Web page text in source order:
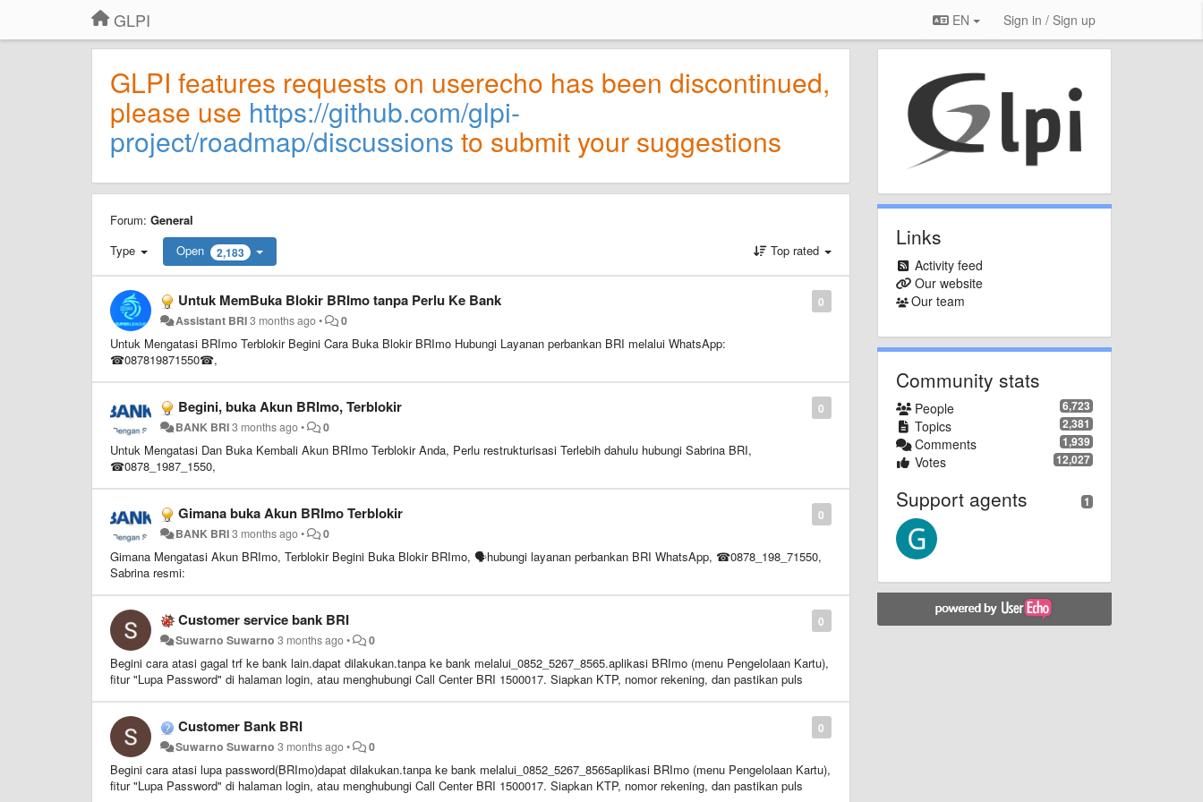
GLPI EN Sign in / Sign up
GLPI features requests on userecho has been discontinued,
please use https://github.com/glpi-
project/roadmap/discussions to submit your suggestions
Forum: General
Type
Open 2,183 Top rated
0
Untuk MemBuka Blokir BRImo tanpa Perlu Ke Bank
Assistant BRI3 months ago• 0
Untuk Mengatasi BRImo Terblokir Begini Cara Buka Blokir BRImo Hubungi Layanan perbankan BRI melalui WhatsApp:
☎087819871550☎,
0
Begini, buka Akun BRImo, Terblokir
BANK BRI3 months ago• 0
Untuk Mengatasi Dan Buka Kembali Akun BRImo Terblokir Anda, Perlu restrukturisasi Terlebih dahulu hubungi Sabrina BRI,
☎0878_1987_1550,
0
Gimana buka Akun BRImo Terblokir
BANK BRI3 months ago• 0
Gimana Mengatasi Akun BRImo, Terblokir Begini Buka Blokir BRImo, 🗣️hubungi layanan perbankan BRI WhatsApp, ☎0878_198_71550,
Sabrina resmi:
0
Customer service bank BRI
Suwarno Suwarno 3 months ago• 0
Begini cara atasi gagal trf ke bank lain.dapat dilakukan.tanpa ke bank melalui_0852_5267_8565.aplikasi BRImo (menu Pengelolaan Kartu),
fitur "Lupa Password" di halaman login, atau menghubungi Call Center BRI 1500017. Siapkan KTP, nomor rekening, dan pastikan puls
0
Customer Bank BRI
Suwarno Suwarno 3 months ago• 0
Begini cara atasi lupa password(BRImo)dapat dilakukan.tanpa ke bank melalui_0852_5267_8565aplikasi BRImo (menu Pengelolaan Kartu),
fitur "Lupa Password" di halaman login, atau menghubungi Call Center BRI 1500017. Siapkan KTP, nomor rekening, dan pastikan puls
Links
Activity feed
Our website
Our team
Community stats
6,723
People
2,381
Topics
1,939
Comments
12,027
Votes
1
Support agents